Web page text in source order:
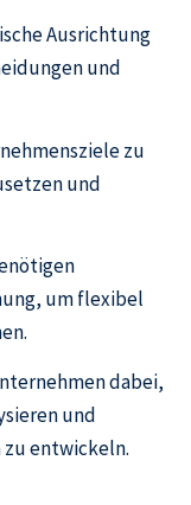
Ausrichtung
und
zu
und
um flexibel
dabei,
und
entwickeln.